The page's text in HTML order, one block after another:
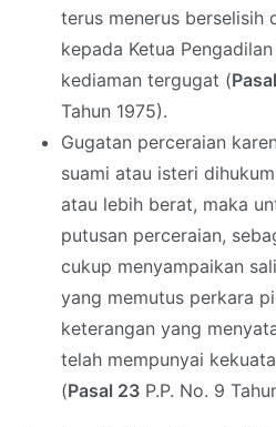
terus menerus berselisih
kepada Ketua
kediaman tergugat (
Tahun 1975).
Gugatan perceraian
suami atau isteri
atau lebih berat, maka
putusan perceraian,
cukup menyampaikan
yang memutus perkara
keterangan yang
telah mempunyai
(Pasal 23 P.P. No. 9